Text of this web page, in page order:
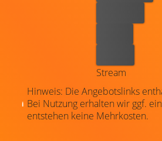
Stream
Hinweis: Die Angebotslinks
Bei Nutzung erhalten wir ggf.
entstehen keine Mehrkosten.